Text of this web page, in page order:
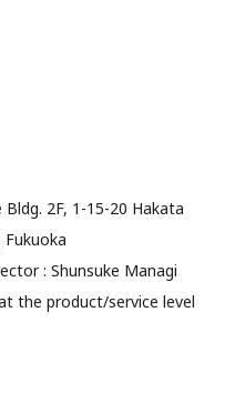
2F, 1-15-20 Hakata
Fukuoka
: Shunsuke Managi
the product/service level